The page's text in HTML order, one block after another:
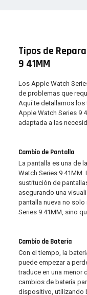
Tipos de
9 41MM
Los Apple Watch
de problemas que
Aquí te detallamos
Apple Watch Series 9
adaptada a las
Cambio de Pantalla
La pantalla es una de
Watch Series 9
sustitución de
asegurando una
pantalla nueva no
Series 9 41MM, sino
Cambio de Batería
Con el tiempo, la
puede empezar a
traduce en una menor
cambios de batería
dispositivo, utilizando